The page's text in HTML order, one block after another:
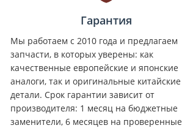
Гарантия
Мы работаем с 2010 года и предлагаем
запчасти, в которых уверены: как
качественные европейские и японские
аналоги, так и оригинальные китайские
детали. Срок гарантии зависит от
производителя: 1 месяц на бюджетные
заменители, 6 месяцев на проверенные